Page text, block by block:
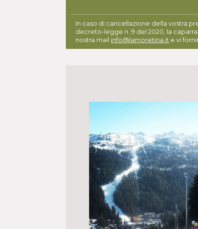
In caso di cancellazione della vostra
decreto-legge n. 9 del 2020, la
nostra mail info@lamoretina.it e vi